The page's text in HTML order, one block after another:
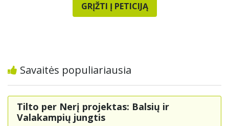
GRĮŽTI Į PETICIJĄ
Savaitės populiariausia
Tilto per Nerį projektas: Balsių ir
Valakampių jungtis